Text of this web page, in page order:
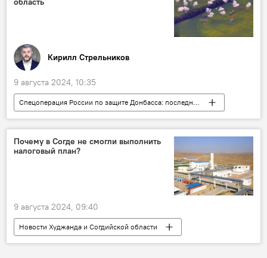
Кирилл Стрельников
9 августа 2024, 10:35
Спецоперация России по защите Донбасса: последние новости
Колумнисты
Аналитика
Украина
Россия
конфликт
Почему в Согде не смогли выполнить
налоговый план?
9 августа 2024, 09:40
Новости Худжанда и Согдийской области
Таджикистан
Экономика